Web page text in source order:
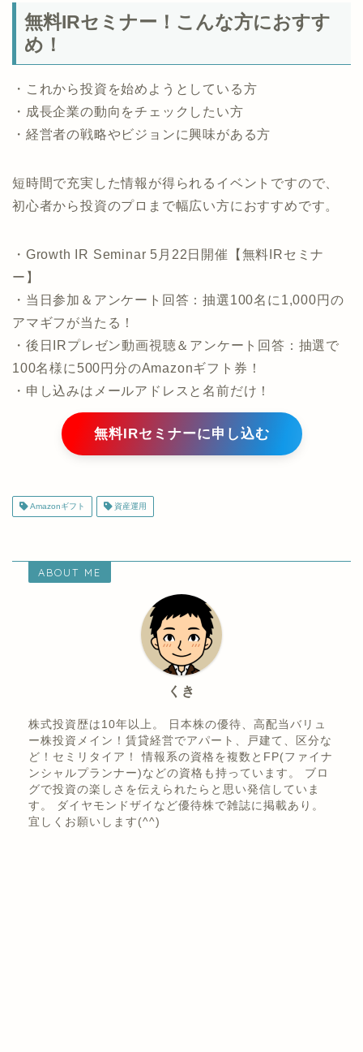
無料IRセミナー！こんな方におすす
め！
・これから投資を始めようとしている方
・成長企業の動向をチェックしたい方
・経営者の戦略やビジョンに興味がある方
短時間で充実した情報が得られるイベントですので、
初心者から投資のプロまで幅広い方におすすめです。
・Growth IR Seminar 5月22日開催【無料IRセミナ
ー】
・当日参加＆アンケート回答：抽選100名に1,000円の
アマギフが当たる！
・後日IRプレゼン動画視聴＆アンケート回答：抽選で
100名様に500円分のAmazonギフト券！
・申し込みはメールアドレスと名前だけ！
無料IRセミナーに申し込む
Amazonギフト 資産運用
ABOUT ME
くき
株式投資歴は10年以上。 日本株の優待、高配当バリュ
ー株投資メイン！賃貸経営でアパート、戸建て、区分な
ど！セミリタイア！ 情報系の資格を複数とFP(ファイナ
ンシャルプランナー)などの資格も持っています。 ブロ
グで投資の楽しさを伝えられたらと思い発信していま
す。 ダイヤモンドザイなど優待株で雑誌に掲載あり。
宜しくお願いします(^^)